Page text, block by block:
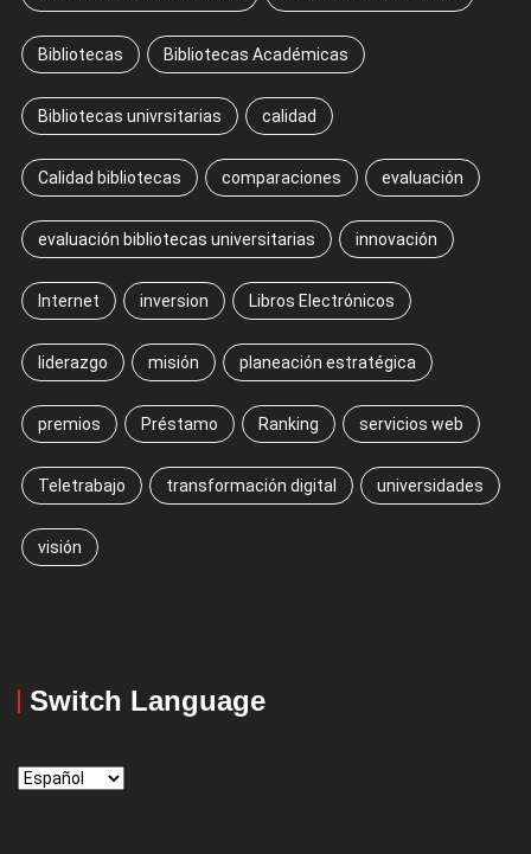
Bibliotecas Bibliotecas Académicas
Bibliotecas univrsitarias calidad
Calidad bibliotecas comparaciones evaluación
evaluación bibliotecas universitarias innovación
Internet inversion Libros Electrónicos
liderazgo misión planeación estratégica
premios Préstamo Ranking servicios web
Teletrabajo transformación digital universidades
visión
Switch Language
Switch